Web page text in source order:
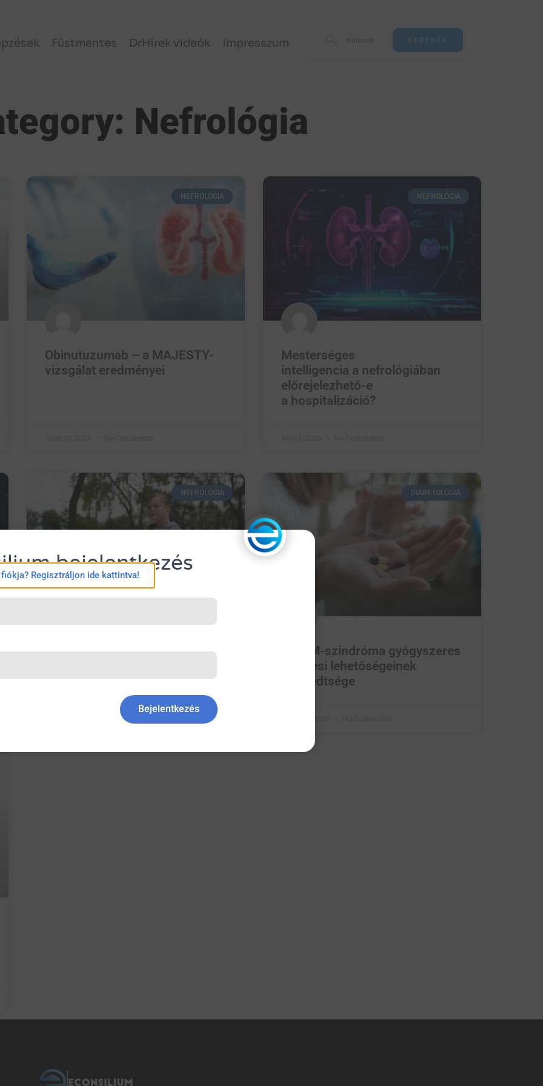
Füstmentes DrHírek videók Impresszum KERESÉS
Nefrológia
NEFROLÓGIA
Obinutuzumab – a MAJESTY-
vizsgálat eredményei
NEFROLÓGIA
Mesterséges
intelligencia a nefrológiában
előrejelezhető-e
a hospitalizáció?
NEFROLÓGIA
A Down-szindróma
járhat
No Comments
DIABETOLÓGIA
A CKM-szindróma gyógyszeres
kezelési lehetőségeinek
kiterjedtsége
bejelentkezés
Regisztráljon ide kattintva!
Bejelentkezés